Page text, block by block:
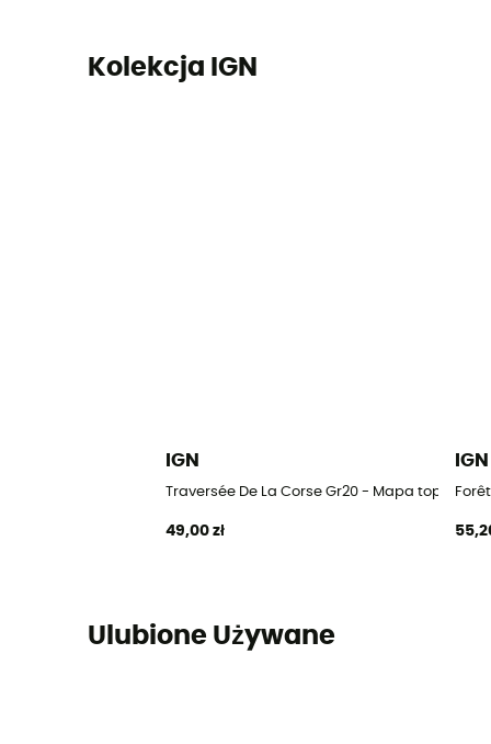
Kolekcja IGN
IGN
Traversée De La Corse Gr20 - Mapa
49,00 zł
IGN
Ulubione Używane